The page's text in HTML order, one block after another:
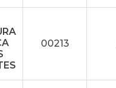
00213